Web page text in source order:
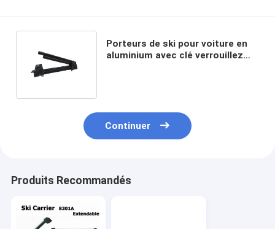
Porteurs de ski pour voiture en
aluminium avec clé verrouillez
Continuer
Produits Recommandés